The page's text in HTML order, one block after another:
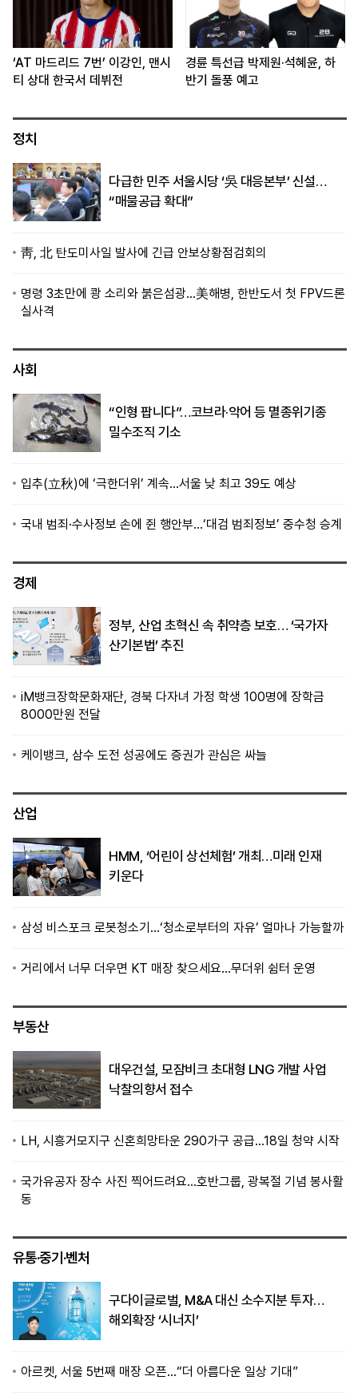
‘AT 마드리드 7번’ 이강인, 맨시
티 상대 한국서 데뷔전
경륜 특선급 박제원·석혜윤, 하
반기 돌풍 예고
정치
다급한 민주 서울시당 ‘吳 대응본부’ 신설…
“매물공급 확대”
靑, 北 탄도미사일 발사에 긴급 안보상황점검회의
명령 3초만에 쾅 소리와 붉은섬광…美해병, 한반도서 첫 FPV드론
실사격
사회
“인형 팝니다”…코브라·악어 등 멸종위기종
밀수조직 기소
입추(立秋)에 ‘극한더위’ 계속…서울 낮 최고 39도 예상
국내 범죄·수사정보 손에 쥔 행안부…‘대검 범죄정보’ 중수청 승계
경제
정부, 산업 초혁신 속 취약층 보호… ‘국가자
산기본법’ 추진
iM뱅크장학문화재단, 경북 다자녀 가정 학생 100명에 장학금
8000만원 전달
케이뱅크, 삼수 도전 성공에도 증권가 관심은 싸늘
산업
HMM, ‘어린이 상선체험’ 개최…미래 인재
키운다
삼성 비스포크 로봇청소기…‘청소로부터의 자유’ 얼마나 가능할까
거리에서 너무 더우면 KT 매장 찾으세요…무더위 쉼터 운영
부동산
대우건설, 모잠비크 초대형 LNG 개발 사업
낙찰의향서 접수
LH, 시흥거모지구 신혼희망타운 290가구 공급…18일 청약 시작
국가유공자 장수 사진 찍어드려요…호반그룹, 광복절 기념 봉사활
동
유통·중기·벤처
구다이글로벌, M&A 대신 소수지분 투자…
해외확장 ‘시너지’
아르켓, 서울 5번째 매장 오픈…“더 아름다운 일상 기대”